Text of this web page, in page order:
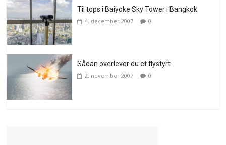
Til tops i Baiyoke Sky Tower i Bangkok
4. december 2007 0
Sådan overlever du et flystyrt
2. november 2007 0